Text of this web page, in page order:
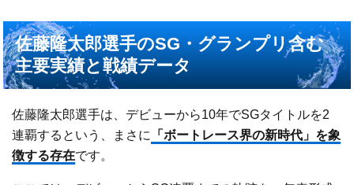
佐藤隆太郎選手のSG・グランプリ含む
主要実績と戦績データ
佐藤隆太郎選手は、デビューから10年でSGタイトルを2
連覇するという、まさに
「ボートレース界の新時代」を象
徴する存在です。